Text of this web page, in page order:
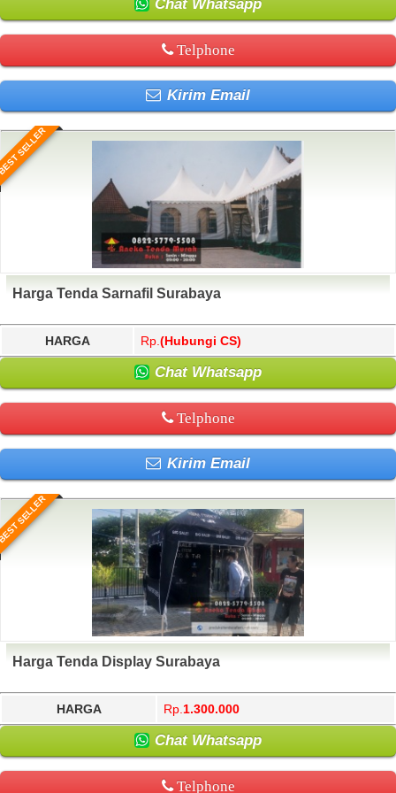
Chat Whatsapp
Telphone
Kirim Email
SELLER
Harga Tenda Sarnafil Surabaya
HARGA Rp. (Hubungi CS)
Chat Whatsapp
Telphone
Kirim Email
SELLER
Harga Tenda Display Surabaya
HARGA Rp. 1.300.000
Chat Whatsapp
Telphone